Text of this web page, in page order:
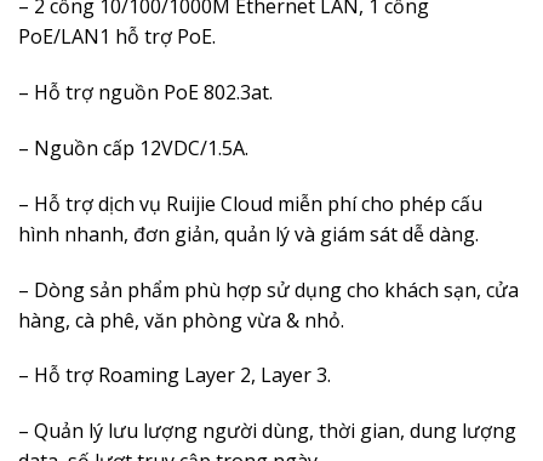
– 2 cổng 10/100/1000M Ethernet LAN, 1 cổng
PoE/LAN1 hỗ trợ PoE.
– Hỗ trợ nguồn PoE 802.3at.
– Nguồn cấp 12VDC/1.5A.
– Hỗ trợ dịch vụ Ruijie Cloud miễn phí cho phép cấu
hình nhanh, đơn giản, quản lý và giám sát dễ dàng.
– Dòng sản phẩm phù hợp sử dụng cho khách sạn, cửa
hàng, cà phê, văn phòng vừa & nhỏ.
– Hỗ trợ Roaming Layer 2, Layer 3.
– Quản lý lưu lượng người dùng, thời gian, dung lượng